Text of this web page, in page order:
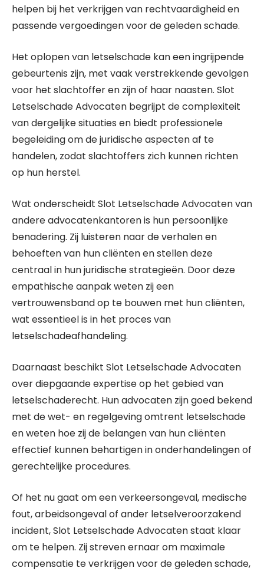
helpen bij het verkrijgen van rechtvaardigheid en
passende vergoedingen voor de geleden schade.
Het oplopen van letselschade kan een ingrijpende
gebeurtenis zijn, met vaak verstrekkende gevolgen
voor het slachtoffer en zijn of haar naasten. Slot
Letselschade Advocaten begrijpt de complexiteit
van dergelijke situaties en biedt professionele
begeleiding om de juridische aspecten af te
handelen, zodat slachtoffers zich kunnen richten
op hun herstel.
Wat onderscheidt Slot Letselschade Advocaten van
andere advocatenkantoren is hun persoonlijke
benadering. Zij luisteren naar de verhalen en
behoeften van hun cliënten en stellen deze
centraal in hun juridische strategieën. Door deze
empathische aanpak weten zij een
vertrouwensband op te bouwen met hun cliënten,
wat essentieel is in het proces van
letselschadeafhandeling.
Daarnaast beschikt Slot Letselschade Advocaten
over diepgaande expertise op het gebied van
letselschaderecht. Hun advocaten zijn goed bekend
met de wet- en regelgeving omtrent letselschade
en weten hoe zij de belangen van hun cliënten
effectief kunnen behartigen in onderhandelingen of
gerechtelijke procedures.
Of het nu gaat om een verkeersongeval, medische
fout, arbeidsongeval of ander letselveroorzakend
incident, Slot Letselschade Advocaten staat klaar
om te helpen. Zij streven ernaar om maximale
compensatie te verkrijgen voor de geleden schade,